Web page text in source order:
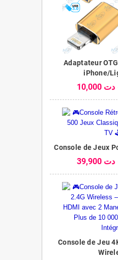
Adaptateur
iPhone/
10,000 دت
Console de Jeux
39,900 دت
Console de Jeu